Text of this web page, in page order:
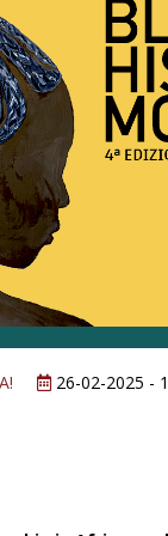
26-02-2025 -